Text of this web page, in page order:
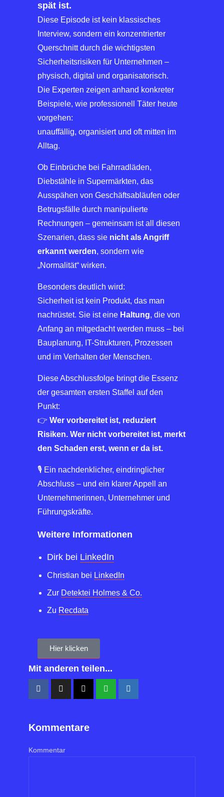
spät ist.
Diese Episode ist kein klassisches
Interview, sondern ein konzentrierter
Querschnitt durch die wichtigsten
Sicherheitsrisiken für Unternehmen –
physisch, digital und organisatorisch.
Die Experten zeigen anhand konkreter
Beispiele, wie professionell Täter heute
vorgehen:
unauffällig, organisiert und oft mitten im
Alltag.
Ob Einbrüche bei Fahrradläden,
Diebstähle in Supermärkten, das
Ausspähen von Geschäftsabläufen oder
Betrugsfälle durch manipulierte
Rechnungen – gemeinsam ist all diesen
Szenarien, dass sie nicht als Angriff
erkannt werden, sondern wie
„Normalität“ wirken.
Besonders deutlich wird:
Sicherheit ist kein Produkt, das man
nachrüstet. Sie ist eine Haltung, die von
Anfang an mitgedacht werden muss – bei
Bauplanung, IT-Strukturen, Prozessen
und im Verhalten der Menschen.
Diese Abschlussfolge bringt die Essenz
der gesamten ersten Staffel auf den
Punkt:
👉 Wer vorbereitet ist, reduziert
Risiken. Wer nicht vorbereitet ist, merkt
den Schaden erst, wenn er da ist.
🎙️ Ein nachdenklicher, eindringlicher
Abschluss – und ein klarer Appell an
Unternehmerinnen, Unternehmer und
Führungskräfte.
Weitere Informationen
Dirk bei LinkedIn
Christian bei LinkedIn
Zur Detektei Holmes & Co.
Zu Recdata
Hier klicken
Mit anderen teilen...
Kommentare
Kommentar